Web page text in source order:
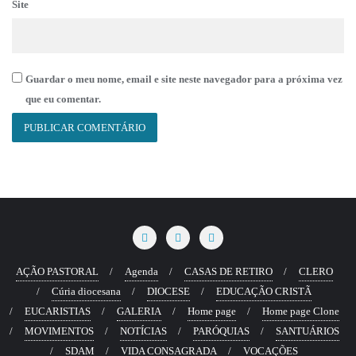
Site
Guardar o meu nome, email e site neste navegador para a próxima vez
que eu comentar.
AÇÃO PASTORAL Agenda CASAS DE RETIRO
CLERO
Cúria diocesana
DIOCESE
EDUCAÇÃO CRISTÃ
EUCARISTIAS
GALERIA Home page
Home page Clone
MOVIMENTOS
NOTÍCIAS PARÓQUIAS
SANTUÁRIOS
SDAM
VIDA CONSAGRADA VOCAÇÕES